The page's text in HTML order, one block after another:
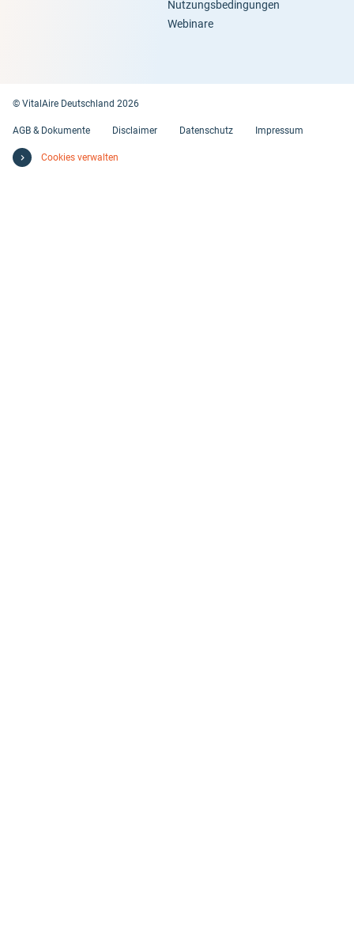
Nutzungsbedingungen
Webinare
© VitalAire Deutschland 2026
AGB & Dokumente Disclaimer Datenschutz Impressum
Cookies verwalten